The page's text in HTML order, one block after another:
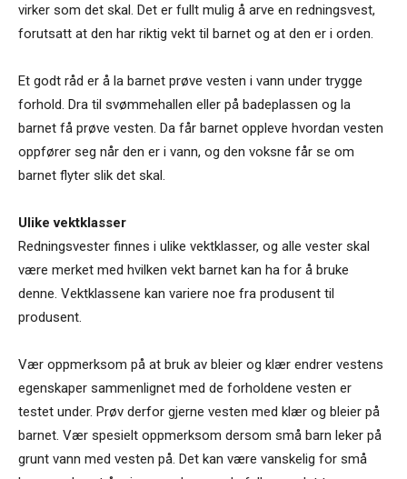
virker som det skal. Det er fullt mulig å arve en redningsvest,
forutsatt at den har riktig vekt til barnet og at den er i orden.
Et godt råd er å la barnet prøve vesten i vann under trygge
forhold. Dra til svømmehallen eller på badeplassen og la
barnet få prøve vesten. Da får barnet oppleve hvordan vesten
oppfører seg når den er i vann, og den voksne får se om
barnet flyter slik det skal.
Ulike vektklasser
Redningsvester finnes i ulike vektklasser, og alle vester skal
være merket med hvilken vekt barnet kan ha for å bruke
denne. Vektklassene kan variere noe fra produsent til
produsent.
Vær oppmerksom på at bruk av bleier og klær endrer vestens
egenskaper sammenlignet med de forholdene vesten er
testet under. Prøv derfor gjerne vesten med klær og bleier på
barnet. Vær spesielt oppmerksom dersom små barn leker på
grunt vann med vesten på. Det kan være vanskelig for små